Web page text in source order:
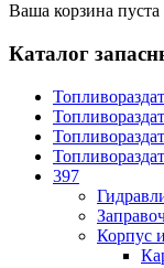
Ваша корзина пуста
Каталог
397
Корпус